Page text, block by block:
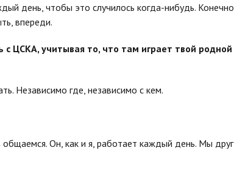
день, чтобы это случилось когда-нибудь. Конечно,
впереди.
с ЦСКА, учитывая то, что там играет твой родной
Независимо где, независимо с кем.
Он, как и я, работает каждый день. Мы друг